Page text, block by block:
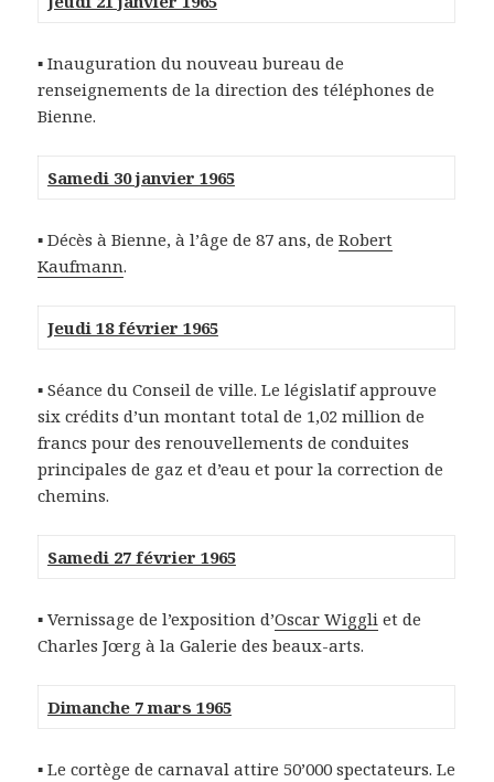
▪ Inauguration du nouveau bureau de
renseignements de la direction des téléphones de
Bienne.
Samedi 30 janvier 1965
▪ Décès à Bienne, à l’âge de 87 ans, deRobert
Kaufmann.
Jeudi 18 février 1965
▪ Séance du Conseil de ville. Le législatif approuve
six crédits d’un montant total de 1,02 million de
francs pour des renouvellements de conduites
principales de gaz et d’eau et pour la correction de
chemins.
Samedi 27 février 1965
▪ Vernissage de l’exposition d’Oscar Wiggli et de
Charles Jœrg à la Galerie des beaux-arts.
Dimanche 7 mars 1965
▪ Le cortège de carnaval attire 50’000 spectateurs. Le